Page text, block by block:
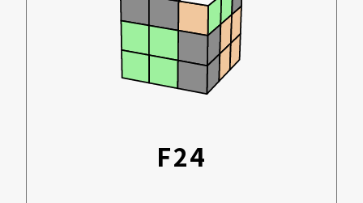
F24